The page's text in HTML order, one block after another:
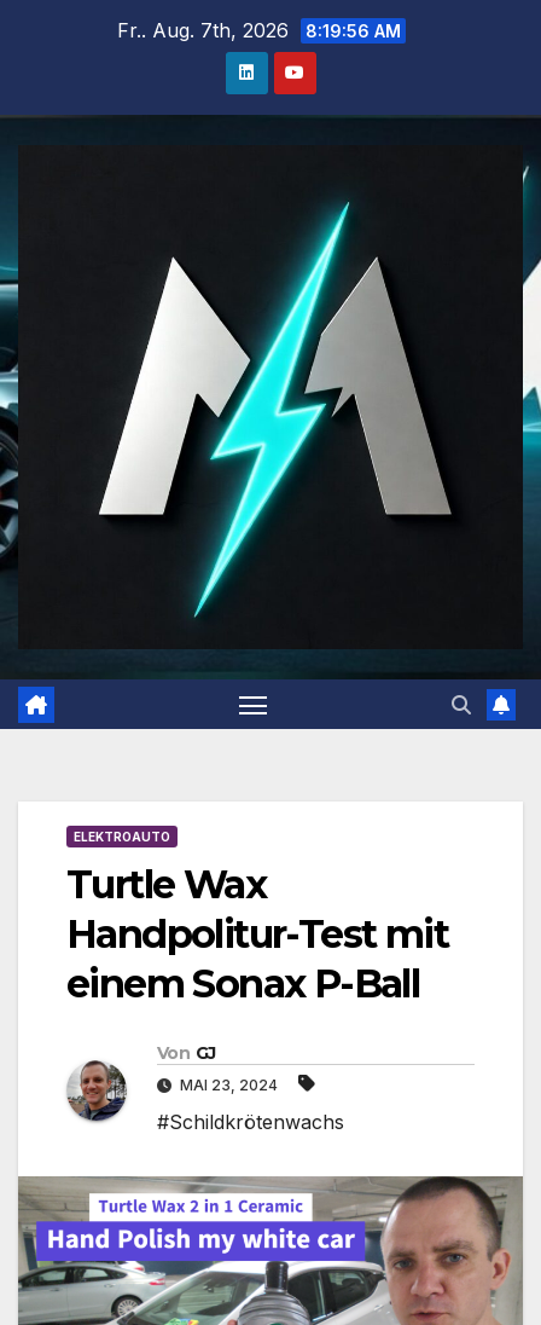
Fr.. Aug. 7th, 2026 8:19:57 AM
ELEKTROAUTO
Turtle Wax
Handpolitur-Test mit
einem Sonax P-Ball
Von GJ
MAI 23, 2024
#Schildkrötenwachs